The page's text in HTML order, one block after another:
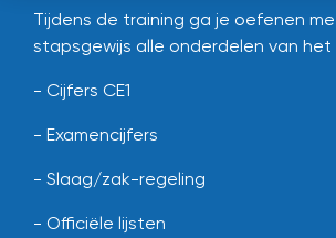
Tijdens de training ga je oefenen
stapsgewijs alle onderdelen van het
- Cijfers CE1
- Examencijfers
- Slaag/zak-regeling
- Officiële lijsten